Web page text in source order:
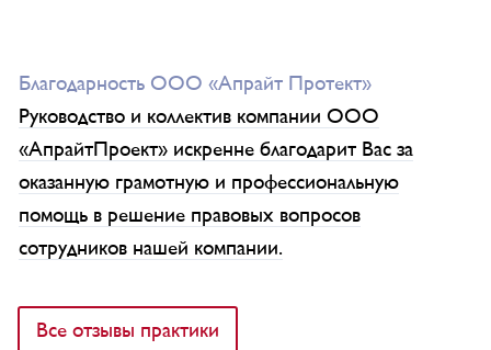
Благодарность ООО «Апрайт Протект»
Руководство и коллектив компании ООО
«АпрайтПроект» искренне благодарит Вас за
оказанную грамотную и профессиональную
помощь в решение правовых вопросов
сотрудников нашей компании.
Все отзывы практики